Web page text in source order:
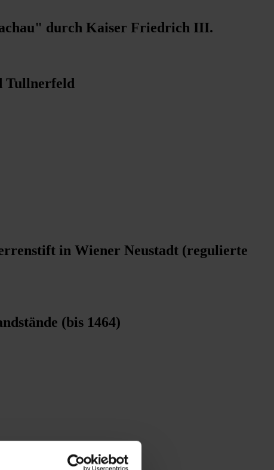
durch Kaiser Friedrich III.
Tullnerfeld
in Wiener Neustadt (regulierte
(bis 1464)